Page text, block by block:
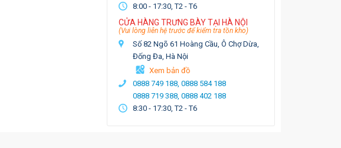
8:00 - 17:30, T2 - T6
CỬA HÀNG TRƯNG BÀY TẠI HÀ NỘI
(Vui lòng liên hệ trước để kiểm tra tồn kho)
Số 82 Ngõ 61 Hoàng Cầu, Ô Chợ Dừa,
Đống Đa, Hà Nội
Xem bản đồ
0888 749 188, 0888 584 188
0888 719 388, 0888 402 188
8:30 - 17:30, T2 - T6